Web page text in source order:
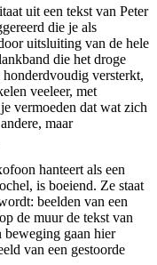
uit een tekst van Peter
die je als
uitsluiting van de hele
die het droge
versterkt,
veeleer, met
vermoeden dat wat zich
maar
hanteert als een
is boeiend. Ze staat
beelden van een
de muur de tekst van
beweging gaan hier
van een gestoorde